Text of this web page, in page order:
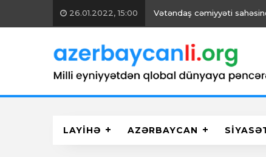
26.01.2022, 15:00 Vətəndaş cəmiyyəti
LAYİHƏ AZƏRBAYCAN